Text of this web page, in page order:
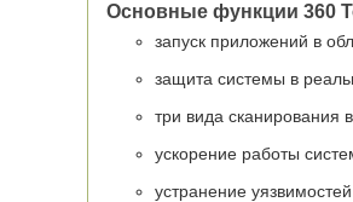
Основные функции 360
запуск приложений в
защита системы в
три вида сканирования
ускорение работы
устранение уязвимостей